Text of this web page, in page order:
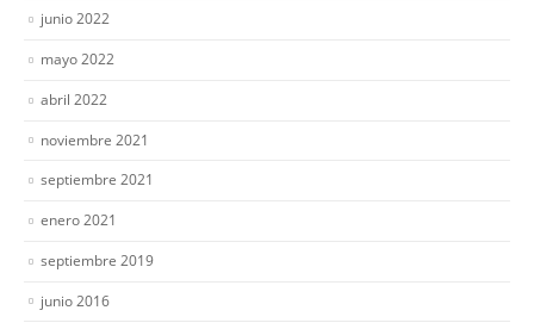
junio 2022
mayo 2022
abril 2022
noviembre 2021
septiembre 2021
enero 2021
septiembre 2019
junio 2016